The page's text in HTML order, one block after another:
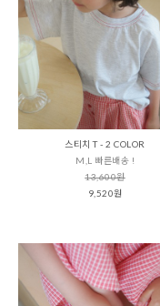
스티치 T - 2 COLOR
M,L 빠른배송 !
13,600원
9,520원